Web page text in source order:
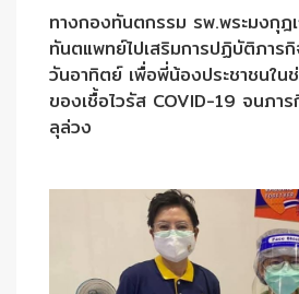
ทางกองทันตกรรม รพ.พระมงกุฎ
ทันตแพทย์ไปเสริมการปฏิบัติภาร
วันอาทิตย์ เพื่อพี่น้องประชาชนใน
ของเชื้อไวรัส COVID-19 จนภาร
ลุล่วง